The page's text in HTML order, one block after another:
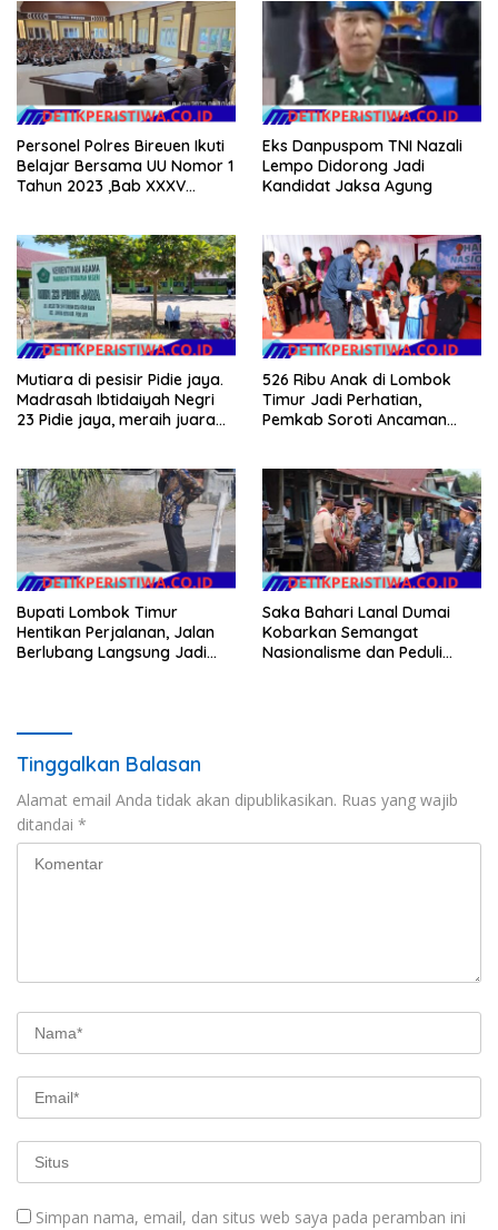
Personel Polres Bireuen Ikuti
Belajar Bersama UU Nomor 1
Tahun 2023 ,Bab XXXV
Eks Danpuspom TNI Nazali
Lempo Didorong Jadi
Kandidat Jaksa Agung
Mutiara di pesisir Pidie jaya.
Madrasah Ibtidaiyah Negri
23 Pidie jaya, meraih juara
526 Ribu Anak di Lombok
Timur Jadi Perhatian,
Pemkab Soroti Ancaman
Bupati Lombok Timur
Hentikan Perjalanan, Jalan
Berlubang Langsung Jadi
Saka Bahari Lanal Dumai
Kobarkan Semangat
Nasionalisme dan Peduli
Tinggalkan Balasan
Alamat email Anda tidak akan dipublikasikan. Ruas yang wajib
ditandai *
Simpan nama, email, dan situs web saya pada peramban ini